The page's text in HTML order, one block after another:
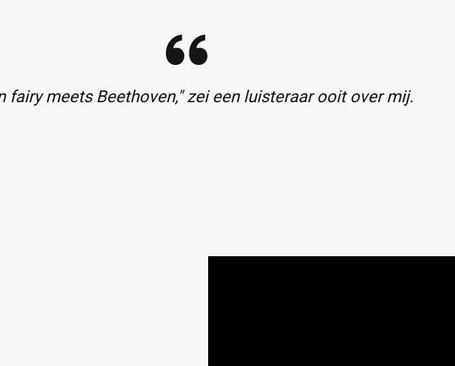
fairy meets Beethoven," zei een luisteraar ooit over mij.